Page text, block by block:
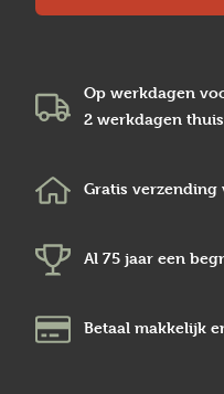
Op werkdagen
2 werkdagen thuis
Gratis verzending
Al 75 jaar een
Betaal makkelijk